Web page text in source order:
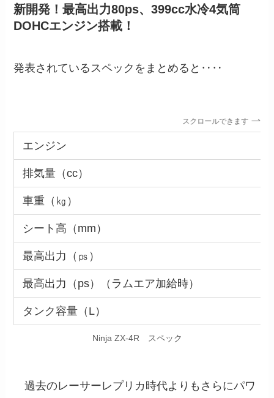
新開発！最高出力80ps、399cc水冷4気筒
DOHCエンジン搭載！
発表されているスペックをまとめると‥‥
スクロールできます
エンジン
排気量（cc）
車重（㎏）
シート高（mm）
最高出力（㎰）
最高出力（ps）（ラムエア加給時）
タンク容量（L）
Ninja ZX-4R スペック
過去のレーサーレプリカ時代よりもさらにパワ